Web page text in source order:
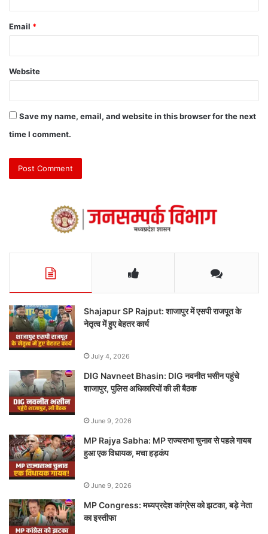
Email *
Website
Save my name, email, and website in this browser for the next
time I comment.
Shajapur SP Rajput: शाजापुर में एसपी राजपूत के
नेतृत्व में हुए बेहतर कार्य
July 4, 2026
DIG Navneet Bhasin: DIG नवनीत भसीन पहुंचे
शाजापुर, पुलिस अधिकारियों की ली बैठक
June 9, 2026
MP Rajya Sabha: MP राज्यसभा चुनाव से पहले गायब
हुआ एक विधायक, मचा हड़कंप
June 9, 2026
MP Congress: मध्यप्रदेश कांग्रेस को झटका, बड़े नेता
का इस्तीफा